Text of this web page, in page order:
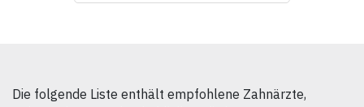
Die folgende Liste enthält empfohlene Zahnärzte,